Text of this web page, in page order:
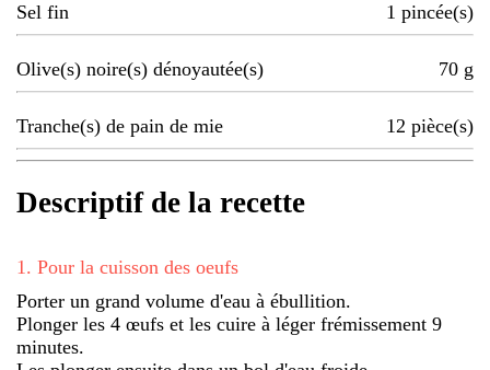
Sel fin 1 pincée(s)
Olive(s) noire(s) dénoyautée(s) 70 g
Tranche(s) de pain de mie 12 pièce(s)
Descriptif de la recette
1 . Pour la cuisson des oeufs
Porter un grand volume d'eau à ébullition.
Plonger les 4 œufs et les cuire à léger frémissement 9
minutes.